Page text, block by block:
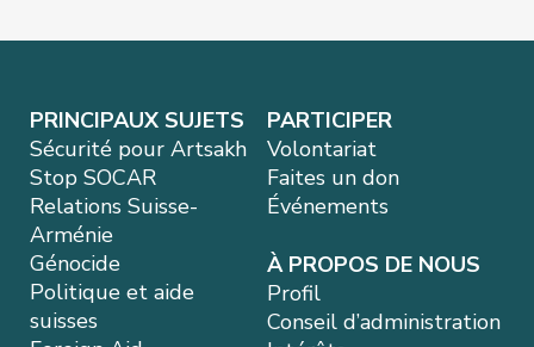
PRINCIPAUX SUJETS
Sécurité pour Artsakh
Stop SOCAR
Relations Suisse-
Arménie
Génocide
Politique et aide
suisses
PARTICIPER
Volontariat
Faites un don
Événements
À PROPOS DE NOUS
Profil
Conseil d’administration